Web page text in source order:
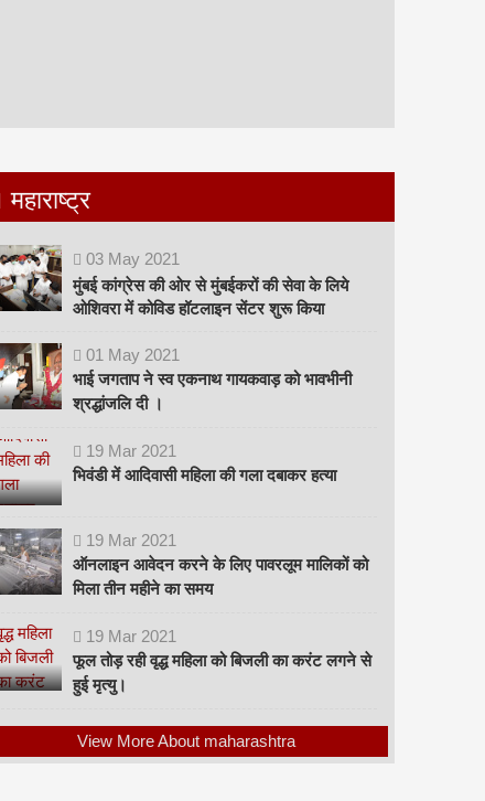
महाराष्ट्र
03 May 2021
मुंबई कांग्रेस की ओर से मुंबईकरों की सेवा के लिये
ओशिवरा में कोविड हॉटलाइन सेंटर शुरू किया
01 May 2021
भाई जगताप ने स्व एकनाथ गायकवाड़ को भावभीनी
श्रद्धांजलि दी ।
19 Mar 2021
भिवंडी में आदिवासी महिला की गला दबाकर हत्या
19 Mar 2021
ऑनलाइन आवेदन करने के लिए पावरलूम मालिकों को
मिला तीन महीने का समय
19 Mar 2021
फूल तोड़ रही वृद्ध महिला को बिजली का करंट लगने से
हुई मृत्यु।
View More About maharashtra